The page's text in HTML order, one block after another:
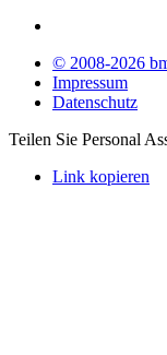
© 2008-2026
Impressum
Datenschutz
Teilen Sie Personal
Link kopieren